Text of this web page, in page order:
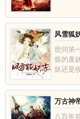
风雪狐
世间第
炼的废
妖还是
万古神
八百年